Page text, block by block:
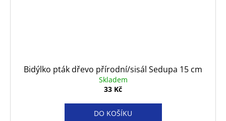
Bidýlko pták dřevo přírodní/sisál Sedupa 15 cm
Skladem
33 Kč
DO KOŠÍKU